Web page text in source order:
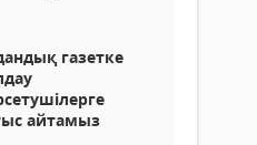
газетке
айтамыз